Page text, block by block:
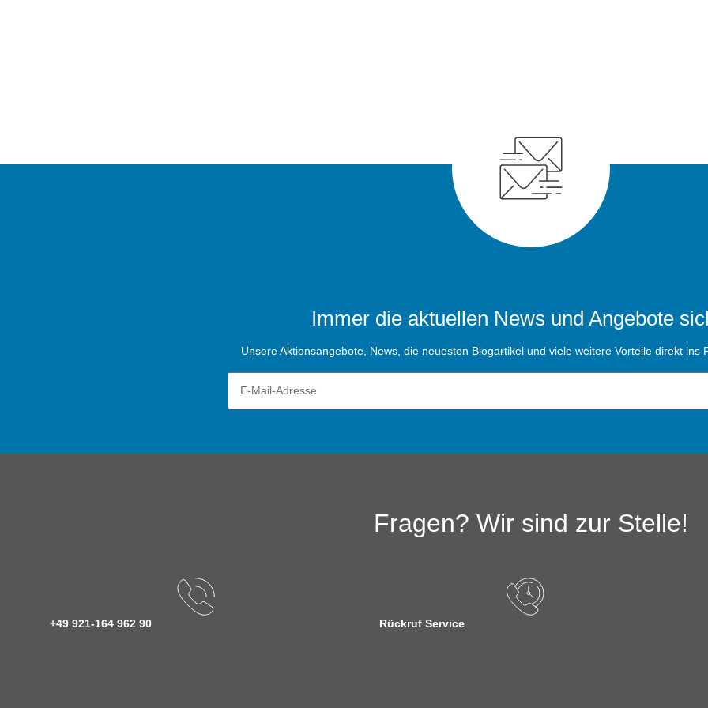
Immer die aktuellen News und Angebote
Unsere Aktionsangebote, News, die neuesten Blogartikel und viele weitere Vorteile direkt ins
Fragen? Wir sind zur Stelle!
+49 921-164 962 90 Rückruf Service